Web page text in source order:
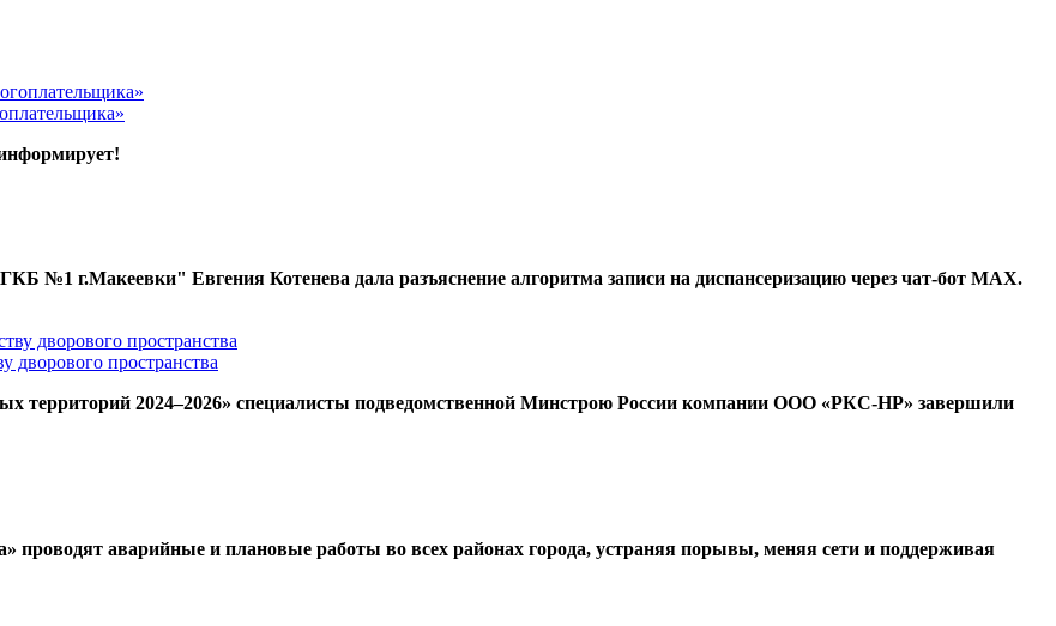
№1 г.Макеевки" Евгения Котенева дала разъяснение алгоритма записи на диспансеризацию через чат-бот МАХ.
дворового пространства
территорий 2024–2026» специалисты подведомственной Минстрою России компании ООО «РКС-НР» завершили
проводят аварийные и плановые работы во всех районах города, устраняя порывы, меняя сети и поддерживая